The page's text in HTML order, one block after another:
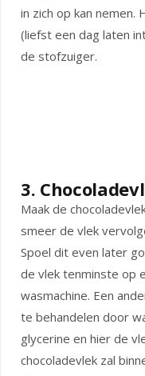
in zich op kan
(liefst een dag laten
de stofzuiger.
3.
Maak de
smeer de vlek
Spoel dit even later
de vlek tenminste op
wasmachine. Een
te behandelen door
glycerine en hier de
chocoladevlek zal